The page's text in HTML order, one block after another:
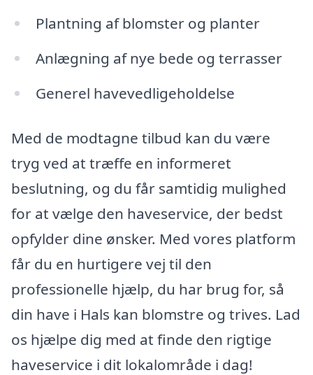
Plantning af blomster og planter
Anlægning af nye bede og terrasser
Generel havevedligeholdelse
Med de modtagne tilbud kan du være
tryg ved at træffe en informeret
beslutning, og du får samtidig mulighed
for at vælge den haveservice, der bedst
opfylder dine ønsker. Med vores platform
får du en hurtigere vej til den
professionelle hjælp, du har brug for, så
din have i Hals kan blomstre og trives. Lad
os hjælpe dig med at finde den rigtige
haveservice i dit lokalområde i dag!